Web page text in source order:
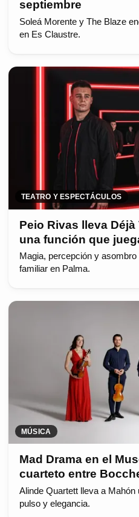
septiembre
Soleá Morente y The Blaze
en Es Claustre.
TEATRO Y ESPECTÁCULOS
Peio Rivas lleva Déjà
una función que
Magia, percepción y
familiar en Palma.
MÚSICA
Mad Drama en el
cuarteto entre
Alinde Quartett lleva a
pulso y elegancia.